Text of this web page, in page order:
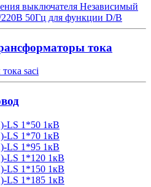
выключателя Независимый
220В 50Гц для функции D/B
тока
saci
LS 1*50 1кВ
LS 1*70 1кВ
LS 1*95 1кВ
LS 1*120 1кВ
LS 1*150 1кВ
LS 1*185 1кВ